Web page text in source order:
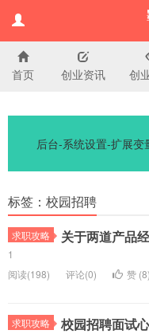
首页 创业资讯 创
后台-系统设置-扩展
标签：校园招聘
求职攻略 关于两道产品
1
阅读(198) 评论(0) 赞 (8)
求职攻略
校园招聘面试